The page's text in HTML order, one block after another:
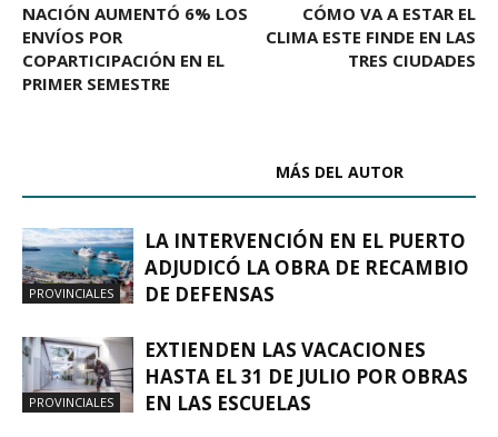
NACIÓN AUMENTÓ 6% LOS
ENVÍOS POR
COPARTICIPACIÓN EN EL
PRIMER SEMESTRE
CÓMO VA A ESTAR EL
CLIMA ESTE FINDE EN LAS
TRES CIUDADES
MÁS DEL AUTOR
PROVINCIALES
LA INTERVENCIÓN EN EL PUERTO
ADJUDICÓ LA OBRA DE RECAMBIO
DE DEFENSAS
PROVINCIALES
EXTIENDEN LAS VACACIONES
HASTA EL 31 DE JULIO POR OBRAS
EN LAS ESCUELAS